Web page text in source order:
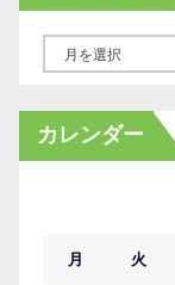
カ
イ
カレンダー
月 火